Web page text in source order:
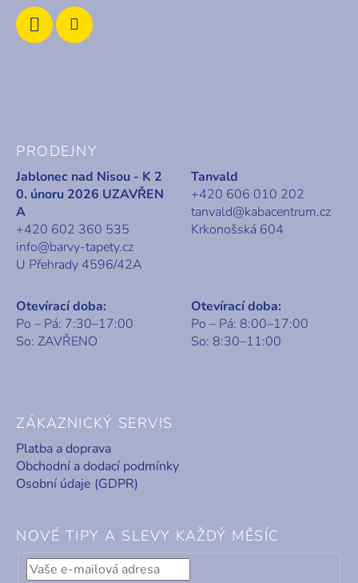
PRODEJNY
Jablonec nad Nisou - K 2
0. únoru 2026 UZAVŘEN
A
+420 602 360 535
info@barvy-tapety.cz
U Přehrady 4596/42A
Tanvald
+420 606 010 202
tanvald@kabacentrum.cz
Krkonošská 604
Otevírací doba:
Po – Pá: 7:30–17:00
So: ZAVŘENO
Otevírací doba:
Po – Pá: 8:00–17:00
So: 8:30–11:00
ZÁKAZNICKÝ SERVIS
Platba a doprava
Obchodní a dodací podmínky
Osobní údaje (GDPR)
NOVÉ TIPY A SLEVY KAŽDÝ MĚSÍC